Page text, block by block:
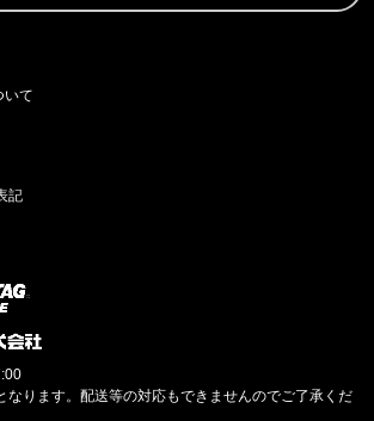
いて
記
ります。配送等の対応もできませんのでご了承くだ